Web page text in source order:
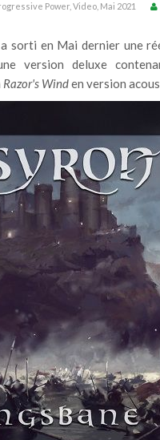
Power Video Mai 2021
sorti en Mai dernier une
version deluxe
Razor's Winden version